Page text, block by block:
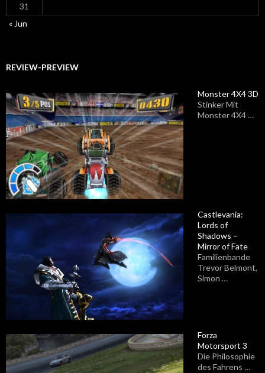
31
« Jun
REVIEW-PREVIEW
Monster 4X4 3D
Stinker Mit
Monster 4X4 …
Castlevania:
Lords of
Shadows –
Mirror of Fate
Familienbande
Trevor Belmont,
Simon …
Forza
Motorsport 3
Die Philosophie
des Fahrens …